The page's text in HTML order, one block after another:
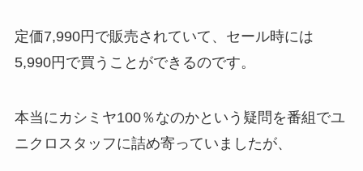
定価7,990円で販売されていて、セール時には
5,990円で買うことができるのです。
本当にカシミヤ100％なのかという疑問を番組でユ
ニクロスタッフに詰め寄っていましたが、